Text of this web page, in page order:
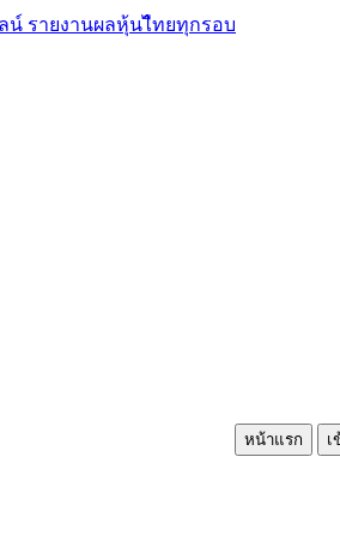
ลน์ รายงานผลหุ้นไืทยทุกรอบ
หน้าแรก เ